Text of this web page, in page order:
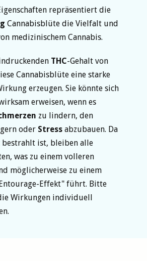
repräsentiert die
Cannabisblüte die Vielfalt und
medizinischem Cannabis.
THC-Gehalt von
Cannabisblüte eine starke
erzeugen. Sie könnte sich
erweisen, wenn es
zu lindern, den
oder Stress abzubauen. Da
ist, bleiben alle
was zu einem volleren
möglicherweise zu einem
Effekt" führt. Bitte
Wirkungen individuell